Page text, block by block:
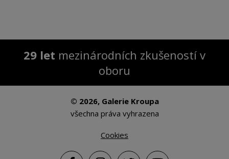
29 let mezinárodních zkušeností v
oboru
© 2026, Galerie Kroupa
všechna práva vyhrazena
Cookies